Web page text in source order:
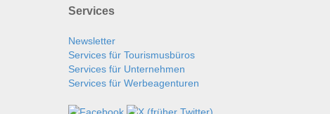
Services
Newsletter
Services für Tourismusbüros
Services für Unternehmen
Services für Werbeagenturen